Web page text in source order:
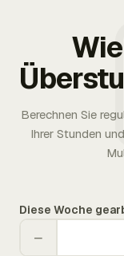
Berechnen Sie
Ihrer Stunden
Diese Woche
−